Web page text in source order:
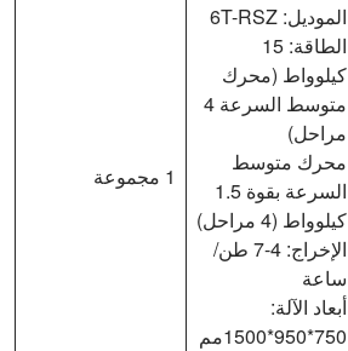
الموديل: 6T-RSZ
الطاقة: 15
كيلوواط (محرك
متوسط السرعة 4
مراحل)
محرك متوسط
السرعة بقوة 1.5
كيلوواط (4 مراحل)
الإخراج: 4-7 طن/
ساعة
أبعاد الآلة:
750*950*1500مم
1 مجموعة